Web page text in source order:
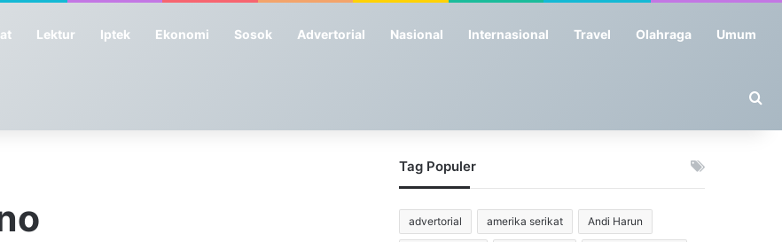
Lektur Iptek Ekonomi Sosok Advertorial Nasional Internasional Travel Olahraga Umum
Tag Populer
advertorial amerika serikat Andi Harun